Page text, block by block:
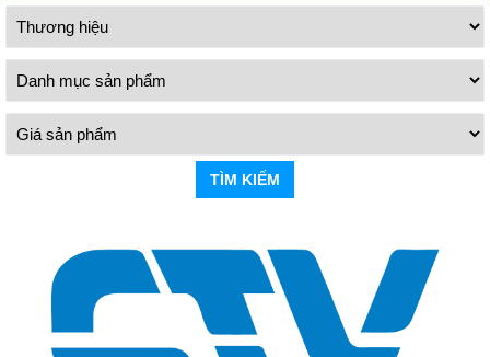
TÌM KIẾM